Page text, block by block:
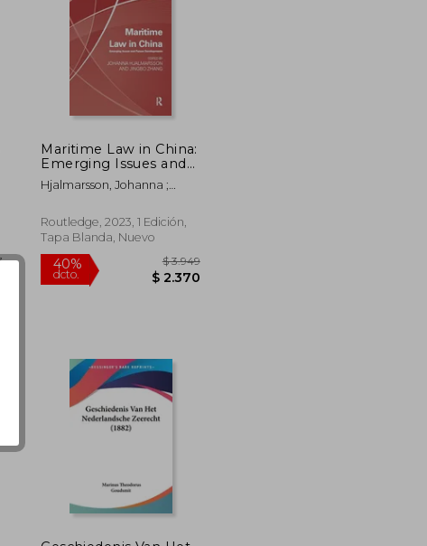
$ 4.477
$ 2.238
50%
dcto.
Maritime Law in China:
Emerging Issues and
Future Developments
(en Inglés)
Hjalmarsson, Johanna ;
Routledge, 2023, 1 Edición,
Tapa Blanda, Nuevo
dcto.